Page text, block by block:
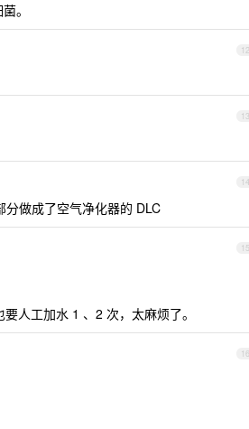
。
12
13
14
做成了空气净化器的 DLC
15
人工加水 1 、2 次，太麻烦了。
16